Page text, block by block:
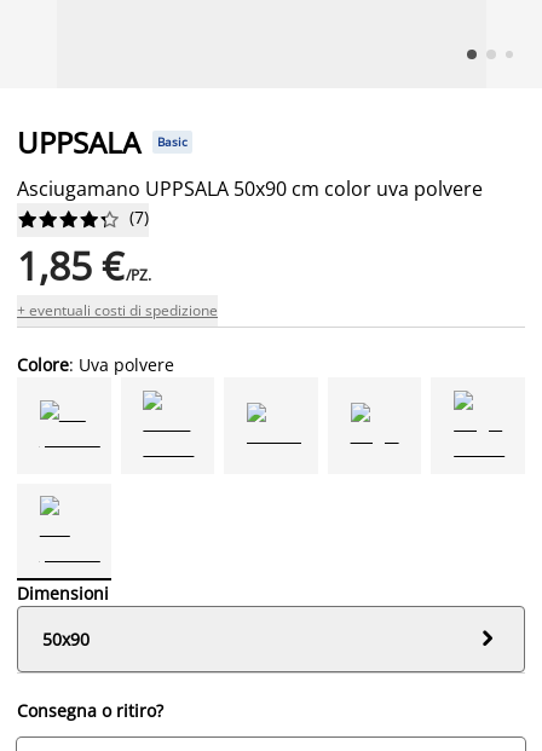
UPPSALA Basic
Asciugamano UPPSALA 50x90 cm color uva polvere





 (7)
1,85 €/PZ.
+ eventuali costi di spedizione
Colore: Uva polvere
Dimensioni
50x90

Consegna o ritiro?